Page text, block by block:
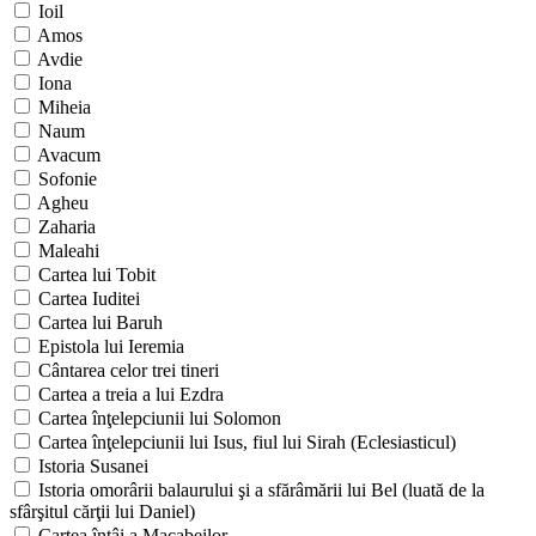
Ioil
Amos
Avdie
Iona
Miheia
Naum
Avacum
Sofonie
Agheu
Zaharia
Maleahi
Cartea lui Tobit
Cartea Iuditei
Cartea lui Baruh
Epistola lui Ieremia
Cântarea celor trei tineri
Cartea a treia a lui Ezdra
Cartea înţelepciunii lui Solomon
Cartea înţelepciunii lui Isus, fiul lui Sirah (Eclesiasticul)
Istoria Susanei
Istoria omorârii balaurului şi a sfărâmării lui Bel (luată de la
sfârşitul cărţii lui Daniel)